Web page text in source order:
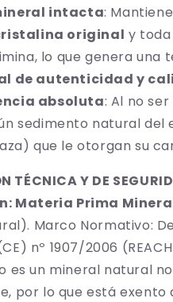
intacta:
original y
lo que genera una
de autenticidad y
absoluta: Al no
sedimento natural del
que le otorgan su
TÉCNICA Y DE
Materia Prima
Marco Normativo:
nº 1907/2006
es un mineral natural
por lo que está exento